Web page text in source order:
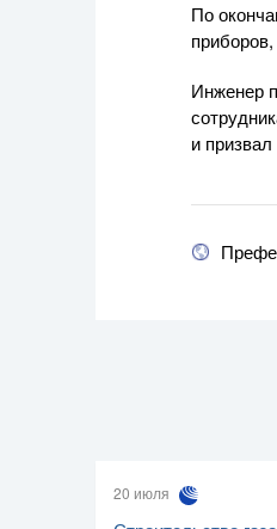
По
Инженер
и
20 июля